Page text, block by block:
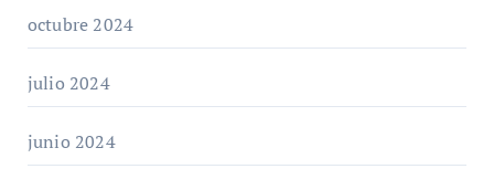
octubre 2024
julio 2024
junio 2024